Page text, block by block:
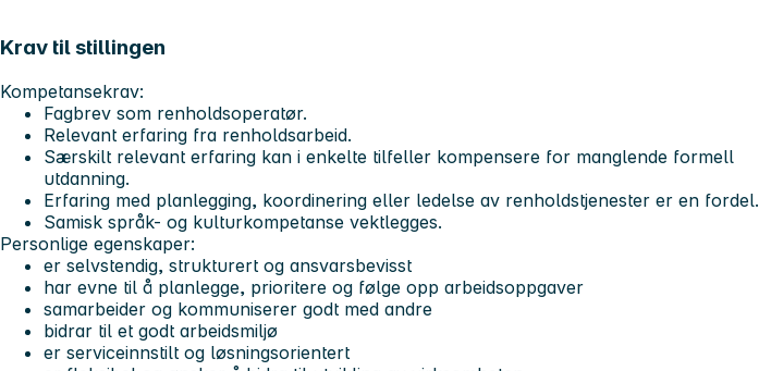
Krav til stillingen
Kompetansekrav:
Fagbrev som renholdsoperatør.
Relevant erfaring fra renholdsarbeid.
Særskilt relevant erfaring kan i enkelte tilfeller kompensere for manglende formell
utdanning.
Erfaring med planlegging, koordinering eller ledelse av renholdstjenester er en fordel.
Samisk språk- og kulturkompetanse vektlegges.
Personlige egenskaper:
er selvstendig, strukturert og ansvarsbevisst
har evne til å planlegge, prioritere og følge opp arbeidsoppgaver
samarbeider og kommuniserer godt med andre
bidrar til et godt arbeidsmiljø
er serviceinnstilt og løsningsorientert